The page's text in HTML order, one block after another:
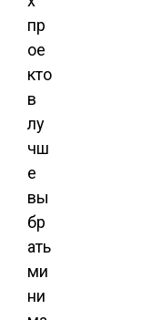
пр
ое
кто
в
лу
чш
е
вы
бр
ать
ми
ни